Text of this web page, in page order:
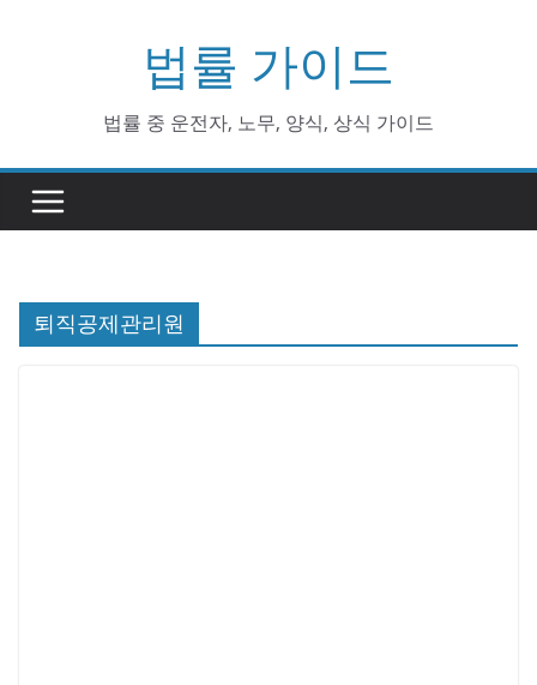
법률 가이드
법률 중 운전자, 노무, 양식, 상식 가이드
퇴직공제관리원